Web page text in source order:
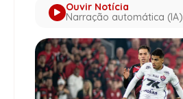
Ouvir Notícia
Narração automática (IA)